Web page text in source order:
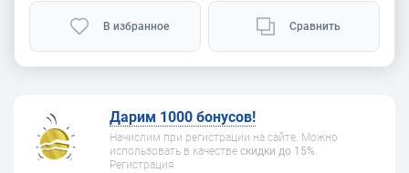
В избранное Сравнить
Дарим 1000 бонусов!
Начислим при регистрации на сайте. Можно
использовать в качестве скидки до 15%.
Регистрация